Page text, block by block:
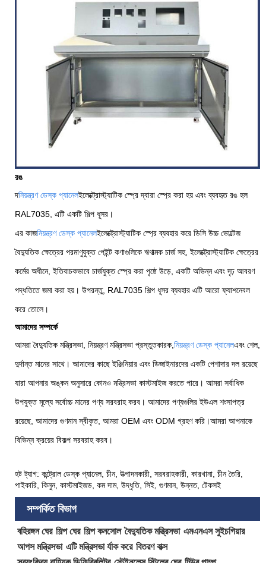
রঙ
দনিয়ন্ত্রণ ডেস্ক প্যানেলইলেক্ট্রোস্ট্যাটিক স্প্রে দ্বারা স্প্রে করা হয় এবং ব্যবহৃত রঙ হল
RAL7035, এটি একটি শিল্প ধূসর।
এর কাজনিয়ন্ত্রণ ডেস্ক প্যানেলইলেক্ট্রোস্ট্যাটিক স্প্রে ব্যবহার করে ডিসি উচ্চ ভোল্টেজ
বৈদ্যুতিক ক্ষেত্রের পরমাণুযুক্ত পেইন্ট কণাগুলিকে ঋণাত্মক চার্জ সহ, ইলেক্ট্রোস্ট্যাটিক ক্ষেত্রের
কর্মের অধীনে, ইতিবাচকভাবে চার্জযুক্ত স্প্রে করা পৃষ্ঠে উড়ে, একটি অভিন্ন এবং দৃঢ় আবরণ
পদ্ধতিতে জমা করা হয়। উপরন্তু, RAL7035 শিল্প ধূসর ব্যবহার এটি আরো ফ্যাশনেবল
করে তোলে।
আমাদের সম্পর্কে
আমরা বৈদ্যুতিক মন্ত্রিসভা, নিয়ন্ত্রণ মন্ত্রিসভা প্রস্তুতকারক, নিয়ন্ত্রণ ডেস্ক প্যানেলএবং শেল,
দুর্দান্ত মানের সাথে। আমাদের কাছে ইঞ্জিনিয়ার এবং ডিজাইনারদের একটি পেশাদার দল রয়েছে
যারা আপনার অঙ্কন অনুসারে কোনও মন্ত্রিসভা কাস্টমাইজ করতে পারে। আমরা সর্বাধিক
উপযুক্ত মূল্যে সর্বোচ্চ মানের পণ্য সরবরাহ করব। আমাদের পণ্যগুলির ইউএল শংসাপত্র
রয়েছে, আমাদের গুণমান স্বীকৃত, আমরা OEM এবং ODM গ্রহণ করি।আমরা আপনাকে
বিভিন্ন ক্রয়ের বিকল্প সরবরাহ করব।
হট ট্যাগ: কন্ট্রোল ডেস্ক প্যানেল, চীন, উত্পাদনকারী, সরবরাহকারী, কারখানা, চীন তৈরি,
পাইকারি, কিনুন, কাস্টমাইজড, কম দাম, উদ্ধৃতি, সিই, গুণমান, উন্নত, টেকসই
সম্পর্কিত বিভাগ
বহিরঙ্গন ঘের শিল্প ঘের শিল্প কনসোল বৈদ্যুতিক মন্ত্রিসভা এমএনএস সুইচগিয়ার
আপস মন্ত্রিসভা এটি মন্ত্রিসভা র্যাক করে বিতরণ বাক্স